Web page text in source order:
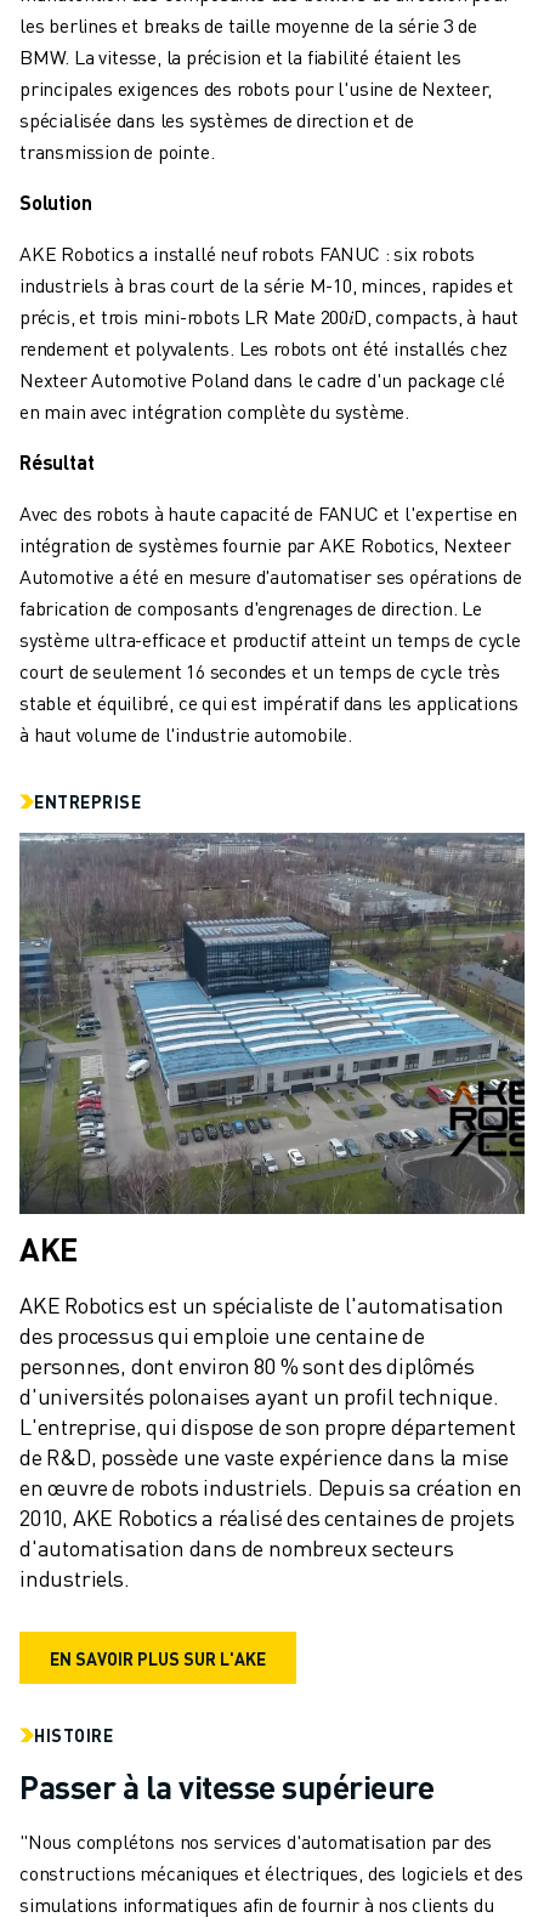
FORMATION ET ÉDUCATION
SOLUTIONS POUR LES INDUSTRIES
SOLUTIONS POUR L'ÉDUCATION
WORLDSKILLS ET JEUNES TALENTS
ÉVÉNEMENTS ÉDUCATIFS
ACTUALITÉS ET MÉDIAS
EVÉNEMENTS
ÉVÉNEMENTS ÉDUCATIFS
A PROPOS DE FANUC
A PROPOS DE FANUC
FANUC EN EUROPE
NOS SITES
DÉVELOPPEMENT DURABLE
FAÇONNEZ VOTRE AVENIR AVEC FANUC
REJOIGNEZ-NOUS
CONTACT
CONTACT
LOCALISATION DES SITES
IMPRESSION
les berlines et breaks de taille moyenne de la série 3 de
BMW. La vitesse, la précision et la fiabilité étaient les
principales exigences des robots pour l'usine de Nexteer,
spécialisée dans les systèmes de direction et de
transmission de pointe.
Solution
AKE Robotics a installé neuf robots FANUC : six robots
industriels à bras court de la série M-10, minces, rapides et
précis, et trois mini-robots LR Mate 200𝑖D, compacts, à haut
rendement et polyvalents. Les robots ont été installés chez
Nexteer Automotive Poland dans le cadre d'un package clé
en main avec intégration complète du système.
Résultat
Avec des robots à haute capacité de FANUC et l'expertise en
intégration de systèmes fournie par AKE Robotics, Nexteer
Automotive a été en mesure d'automatiser ses opérations de
fabrication de composants d'engrenages de direction. Le
système ultra-efficace et productif atteint un temps de cycle
court de seulement 16 secondes et un temps de cycle très
stable et équilibré, ce qui est impératif dans les applications
à haut volume de l'industrie automobile.
ENTREPRISE
AKE
AKE Robotics est un spécialiste de l'automatisation
des processus qui emploie une centaine de
personnes, dont environ 80 % sont des diplômés
d'universités polonaises ayant un profil technique.
L'entreprise, qui dispose de son propre département
de R&D, possède une vaste expérience dans la mise
en œuvre de robots industriels. Depuis sa création en
2010, AKE Robotics a réalisé des centaines de projets
d'automatisation dans de nombreux secteurs
industriels.
EN SAVOIR PLUS SUR L'AKE
HISTOIRE
Passer à la vitesse supérieure
"Nous complétons nos services d'automatisation par des
constructions mécaniques et électriques, des logiciels et des
simulations informatiques afin de fournir à nos clients du